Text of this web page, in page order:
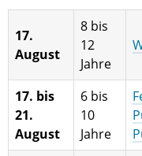
17.
August
8 bis
12
Jahre
17. bis
21.
August
6 bis
10
Jahre